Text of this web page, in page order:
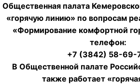
Общественная палата
«горячую линию» по вопросам
«Формирование комфортной
телефон:
+7 (3842) 58-69-
В Общественной палате
также работает